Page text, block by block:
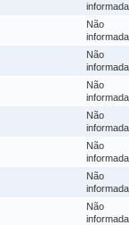
informada
Não
informada
Não
informada
Não
informada
Não
informada
Não
informada
Não
informada
Não
informada